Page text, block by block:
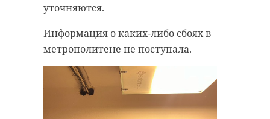
уточняются.
Информация о каких-либо сбоях в
метрополитене не поступала.